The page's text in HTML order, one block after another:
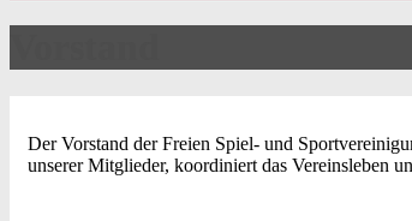
Der Vorstand der Freien Spiel- und
unserer Mitglieder, koordiniert das Vereinsleben